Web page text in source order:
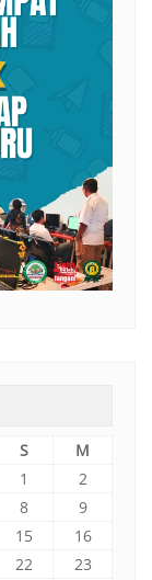
S
M
1
2
8
9
15
16
22
23